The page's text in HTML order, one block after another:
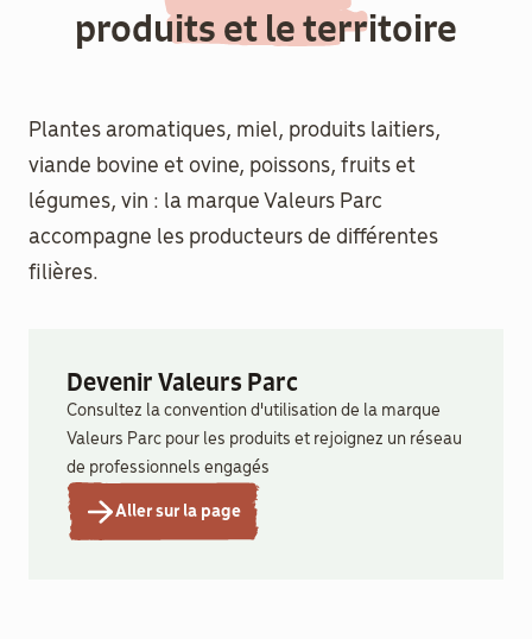
Recrutement
produits et le territoire
Plantes aromatiques, miel, produits laitiers,
viande bovine et ovine, poissons, fruits et
légumes, vin : la marque Valeurs Parc
accompagne les producteurs de différentes
filières.
Devenir Valeurs Parc
Consultez la convention d'utilisation de la marque
Valeurs Parc pour les produits et rejoignez un réseau
de professionnels engagés
Aller sur la page